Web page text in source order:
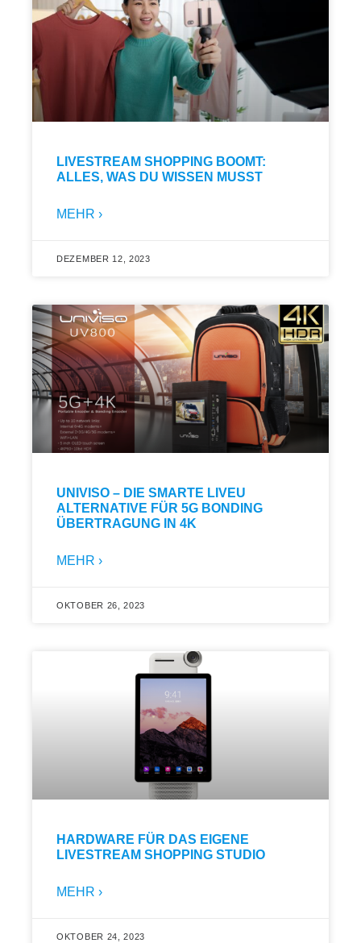
LIVESTREAM SHOPPING BOOMT:
ALLES, WAS DU WISSEN MUSST
MEHR ›
DEZEMBER 12, 2023
UNIVISO – DIE SMARTE LIVEU
ALTERNATIVE FÜR 5G BONDING
ÜBERTRAGUNG IN 4K
MEHR ›
OKTOBER 26, 2023
HARDWARE FÜR DAS EIGENE
LIVESTREAM SHOPPING STUDIO
MEHR ›
OKTOBER 24, 2023